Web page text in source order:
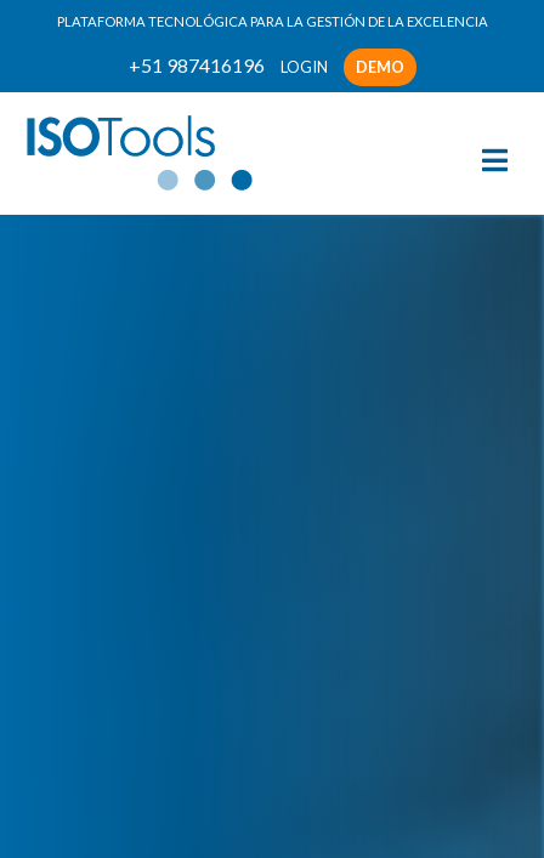
PLATAFORMA TECNOLÓGICA PARA LA GESTIÓN DE LA EXCELENCIA
+51 987416196 LOGIN DEMO